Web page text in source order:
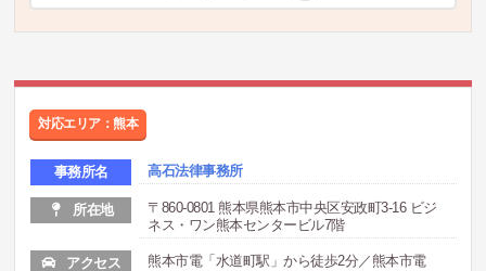
対応エリア：熊本
事務所名 高石法律事務所
所在地
〒860-0801 熊本県熊本市中央区安政町3-16 ビジ
ネス・ワン熊本センタービル7階
アクセス
熊本市電「水道町駅」から徒歩2分／熊本市電